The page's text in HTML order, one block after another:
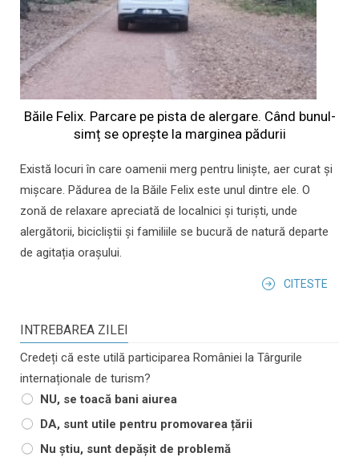
Băile Felix. Parcare pe pista de alergare. Când bunul-
simț se oprește la marginea pădurii
Există locuri în care oamenii merg pentru liniște, aer curat și
mișcare. Pădurea de la Băile Felix este unul dintre ele. O
zonă de relaxare apreciată de localnici și turiști, unde
alergătorii, bicicliștii și familiile se bucură de natură departe
de agitația orașului.
CITESTE
INTREBAREA ZILEI
Credeți că este utilă participarea României la Târgurile
internaționale de turism?
NU, se toacă bani aiurea
DA, sunt utile pentru promovarea țării
Nu știu, sunt depășit de problemă